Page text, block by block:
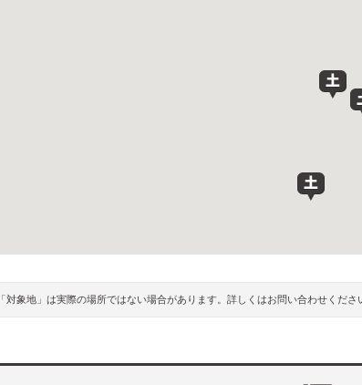
象地」は実際の場所ではない場合があります。詳しくはお問い合わせくださ